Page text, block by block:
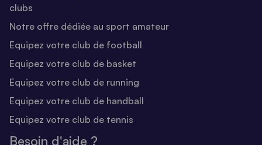
clubs
Notre offre dédiée au sport amateur
Equipez votre club de football
Equipez votre club de basket
Equipez votre club de running
Equipez votre club de handball
Equipez votre club de tennis
Besoin d'aide ?